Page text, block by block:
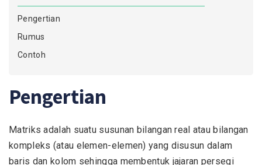
Pengertian
Rumus
Contoh
Pengertian
Matriks adalah suatu susunan bilangan real atau bilangan
kompleks (atau elemen-elemen) yang disusun dalam
baris dan kolom sehingga membentuk jajaran persegi